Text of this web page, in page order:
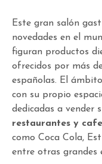
Este gran salón
novedades en el
figuran productos
ofrecidos por más
españolas. El
con su propio
dedicadas a vender
restaurantes y
como Coca Cola,
entre otras grandes